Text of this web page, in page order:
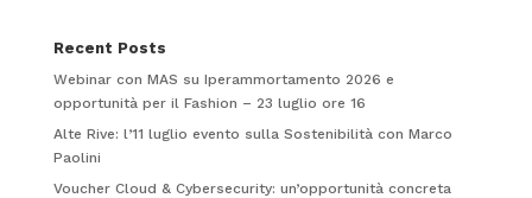
Recent Posts
Webinar con MAS su Iperammortamento 2026 e
opportunità per il Fashion – 23 luglio ore 16
Alte Rive: l’11 luglio evento sulla Sostenibilità con Marco
Paolini
Voucher Cloud & Cybersecurity: un’opportunità concreta